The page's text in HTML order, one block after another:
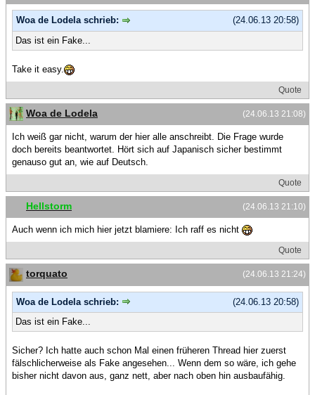
(24.06.13 20:58)
Woa de Lodela schrieb:
Das ist ein Fake...
Take it easy.
Quote
(24.06.13 21:08)
Woa de Lodela
Ich weiß gar nicht, warum der hier alle anschreibt. Die Frage wurde
doch bereits beantwortet. Hört sich auf Japanisch sicher bestimmt
genauso gut an, wie auf Deutsch.
Quote
(24.06.13 21:10)
Hellstorm
Auch wenn ich mich hier jetzt blamiere: Ich raff es nicht
Quote
(24.06.13 21:24)
torquato
(24.06.13 20:58)
Woa de Lodela schrieb:
Das ist ein Fake...
Sicher? Ich hatte auch schon Mal einen früheren Thread hier zuerst
fälschlicherweise als Fake angesehen... Wenn dem so wäre, ich gehe
bisher nicht davon aus, ganz nett, aber nach oben hin ausbaufähig.